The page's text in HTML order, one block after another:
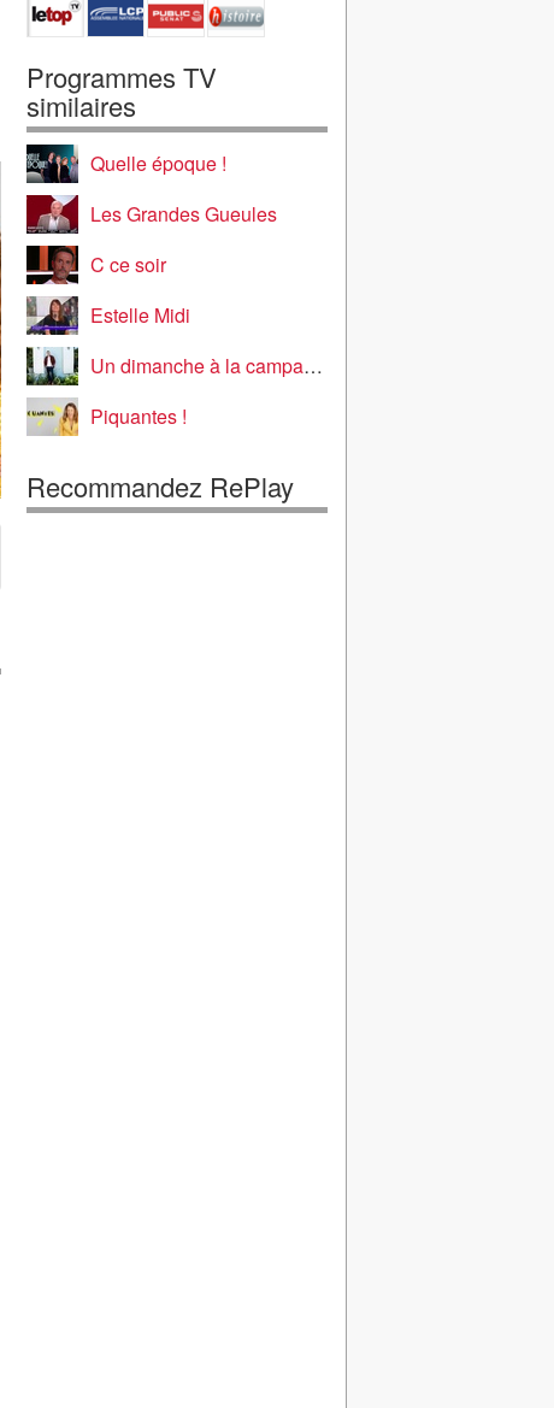
Programmes TV
similaires
Quelle époque !
Les Grandes Gueules
C ce soir
Estelle Midi
Un dimanche à la campagne
Piquantes !
Recommandez RePlay